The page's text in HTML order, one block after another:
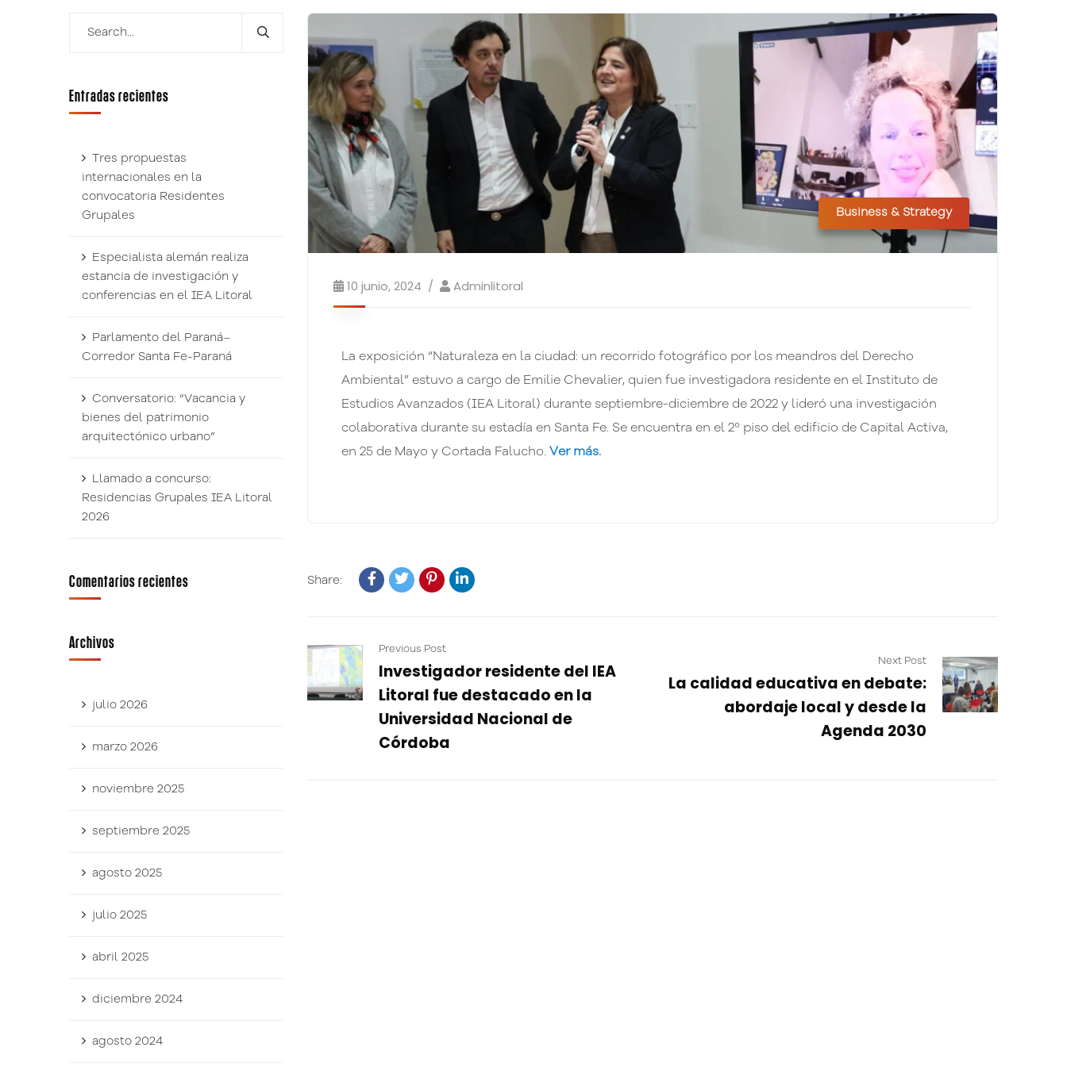
Business & Strategy
10 junio, 2024 Adminlitoral
La exposición “Naturaleza en la ciudad: un recorrido fotográfico por los meandros del Derecho
Ambiental” estuvo a cargo de Emilie Chevalier, quien fue investigadora residente en el Instituto de
Estudios Avanzados (IEA Litoral) durante septiembre-diciembre de 2022 y lideró una investigación
colaborativa durante su estadía en Santa Fe. Se encuentra en el 2º piso del edificio de Capital Activa,
en 25 de Mayo y Cortada Falucho. Ver más.
Share:
Previous Post
Investigador residente del IEA
Litoral fue destacado en la
Universidad Nacional de
Córdoba
Next Post
La calidad educativa en debate:
abordaje local y desde la
Agenda 2030
Entradas recientes
Tres propuestas
internacionales en la
convocatoria Residentes
Grupales
Especialista alemán realiza
estancia de investigación y
conferencias en el IEA Litoral
Parlamento del Paraná–
Corredor Santa Fe-Paraná
Conversatorio: “Vacancia y
bienes del patrimonio
arquitectónico urbano”
Llamado a concurso:
Residencias Grupales IEA Litoral
2026
Comentarios recientes
Archivos
julio 2026
marzo 2026
noviembre 2025
septiembre 2025
agosto 2025
julio 2025
abril 2025
diciembre 2024
agosto 2024